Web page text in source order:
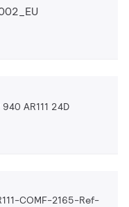
AR111 24D
COMF-2165-Ref-